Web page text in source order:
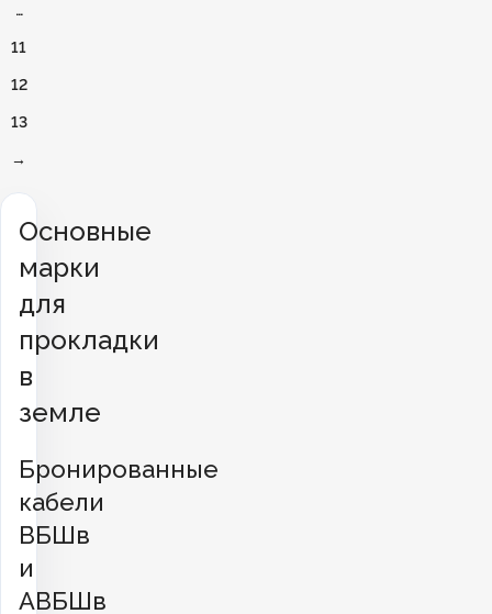
…
11
12
13
→
Основные
марки
для
прокладки
в
земле
Бронированные
кабели
ВБШв
и
АВБШв